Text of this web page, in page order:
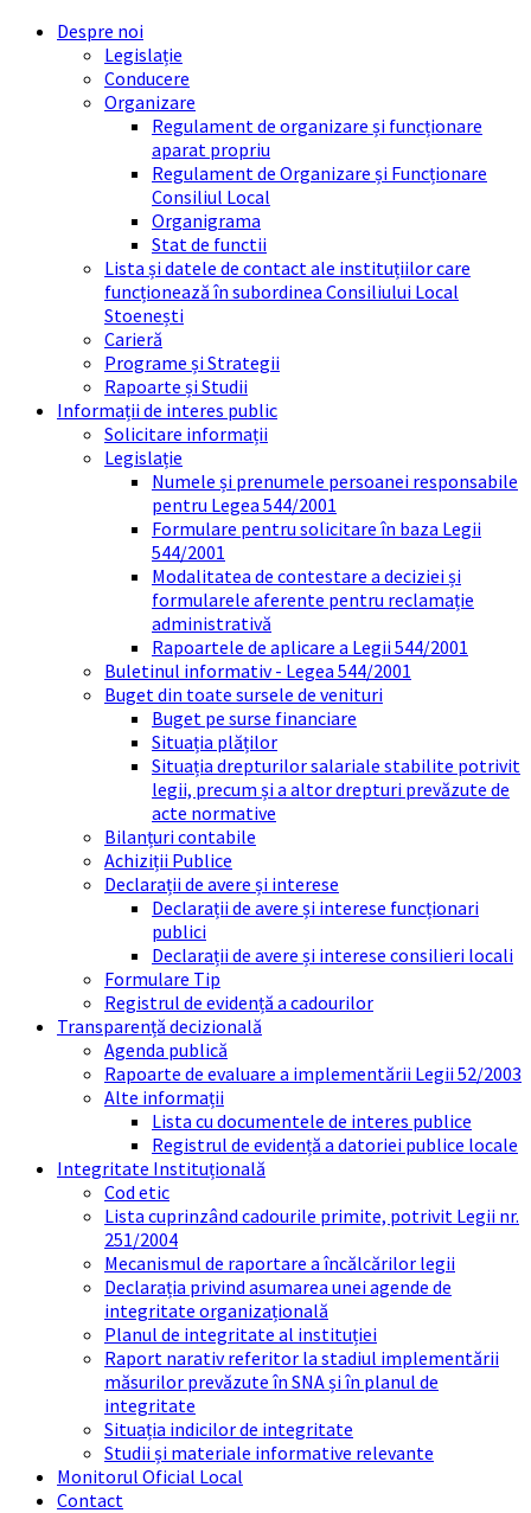
Skip
Skip
Skip
Skip
Despre noi
Legislație
Conducere
Organizare
Regulament de organizare și funcționare
aparat propriu
Regulament de Organizare și Funcționare
Consiliul Local
Organigrama
Stat de functii
Lista și datele de contact ale instituțiilor care
funcționează în subordinea Consiliului Local
Stoenești
Carieră
Programe și Strategii
Rapoarte și Studii
Informații de interes public
Solicitare informații
Legislație
Numele și prenumele persoanei responsabile
pentru Legea 544/2001
Formulare pentru solicitare în baza Legii
544/2001
Modalitatea de contestare a deciziei și
formularele aferente pentru reclamație
administrativă
Rapoartele de aplicare a Legii 544/2001
Buletinul informativ - Legea 544/2001
Buget din toate sursele de venituri
Buget pe surse financiare
Situația plăților
Situația drepturilor salariale stabilite potrivit
legii, precum și a altor drepturi prevăzute de
acte normative
Bilanțuri contabile
Achiziții Publice
Declarații de avere și interese
Declarații de avere și interese funcționari
publici
Declarații de avere și interese consilieri locali
Formulare Tip
Registrul de evidență a cadourilor
Transparență decizională
Agenda publică
Rapoarte de evaluare a implementării Legii 52/2003
Alte informații
Lista cu documentele de interes publice
Registrul de evidență a datoriei publice locale
Integritate Instituțională
Cod etic
Lista cuprinzând cadourile primite, potrivit Legii nr.
251/2004
Mecanismul de raportare a încălcărilor legii
Declarația privind asumarea unei agende de
integritate organizațională
Planul de integritate al instituției
Raport narativ referitor la stadiul implementării
măsurilor prevăzute în SNA și în planul de
integritate
Situația indicilor de integritate
Studii și materiale informative relevante
Monitorul Oficial Local
Contact